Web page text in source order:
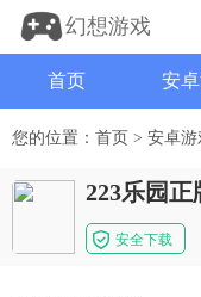
幻想游戏
首页 安
您的位置： 首页 > 安卓游
223乐园正
安全下载